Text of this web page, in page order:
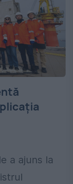
a ajuns la